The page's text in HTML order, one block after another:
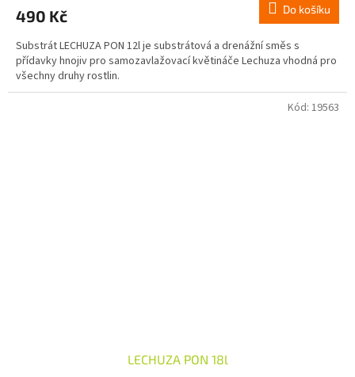
490 Kč Do košíku
Substrát LECHUZA PON 12l je substrátová a drenážní směs s
přídavky hnojiv pro samozavlažovací květináče Lechuza vhodná pro
všechny druhy rostlin.
LECHUZA PON 18l
Kód: 19563